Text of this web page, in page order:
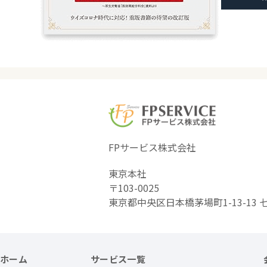
FPサービス株式会社
東京本社
〒103-0025
東京都中央区日本橋茅場町1-13-13
ホーム
サービス一覧